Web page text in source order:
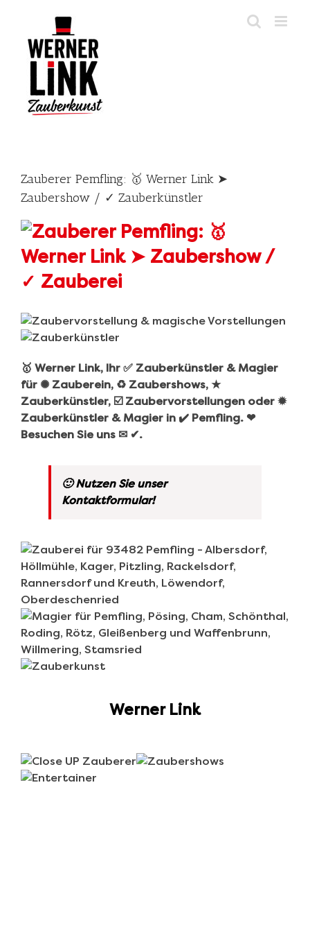
content
Zauberer Pemfling: 🥇 Werner Link ➤
Zaubershow / ✓ Zauberkünstler
🥇 Werner Link, Ihr ✅ Zauberkünstler & Magier
für ✺ Zauberein, ♻ Zaubershows, ★
Zauberkünstler, ☑️ Zaubervorstellungen oder ✹
Zauberkünstler & Magier in ✔️ Pemfling. ❤
Besuchen Sie uns ✉ ✔.
🙂 Nutzen Sie unser
Kontaktformular!
Werner Link